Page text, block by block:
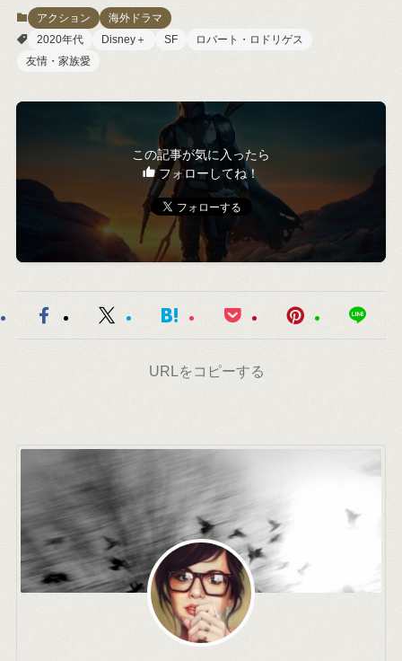
アクション
海外ドラマ
2020年代
Disney＋ SF
ロバート・ロドリゲス
友情・家族愛
この記事が気に入ったら
フォローしてね！
URLをコピーする